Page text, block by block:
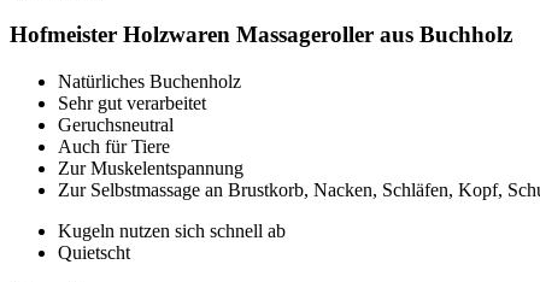
Hofmeister Holzwaren Massageroller aus Buchholz
Natürliches Buchenholz
Sehr gut verarbeitet
Geruchsneutral
Auch für Tiere
Zur Muskelentspannung
Zur Selbstmassage an Brustkorb, Nacken, Schläfen, Kopf,
Kugeln nutzen sich schnell ab
Quietscht